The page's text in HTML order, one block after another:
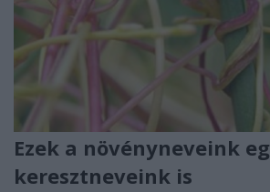
Ezek a növényneveink
keresztneveink is